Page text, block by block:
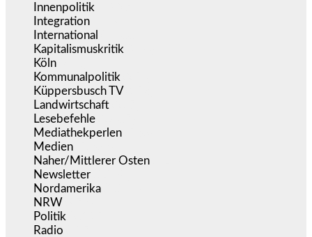
Innenpolitik
Integration
International
Kapitalismuskritik
Köln
Kommunalpolitik
Küppersbusch TV
Landwirtschaft
Lesebefehle
Mediathekperlen
Medien
Naher/Mittlerer Osten
Newsletter
Nordamerika
NRW
Politik
Radio